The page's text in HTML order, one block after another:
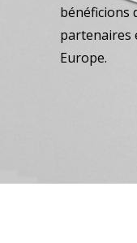
bénéficions
partenaires
Europe.